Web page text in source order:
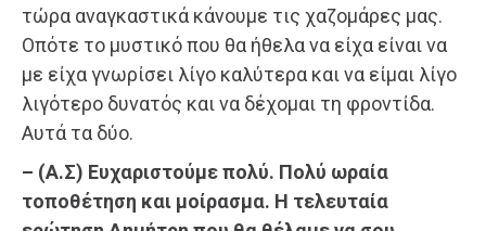
τώρα αναγκαστικά κάνουμε τις χαζομάρες μας.
Οπότε το μυστικό που θα ήθελα να είχα είναι να
με είχα γνωρίσει λίγο καλύτερα και να είμαι λίγο
λιγότερο δυνατός και να δέχομαι τη φροντίδα.
Αυτά τα δύο.
– (Α.Σ) Ευχαριστούμε πολύ. Πολύ ωραία
τοποθέτηση και μοίρασμα. Η τελευταία